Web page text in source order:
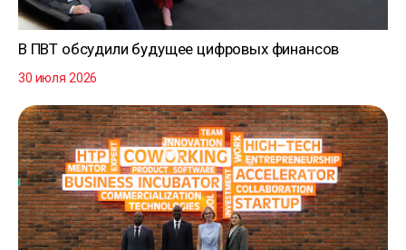
В ПВТ обсудили будущее цифровых финансов
30 июля 2026